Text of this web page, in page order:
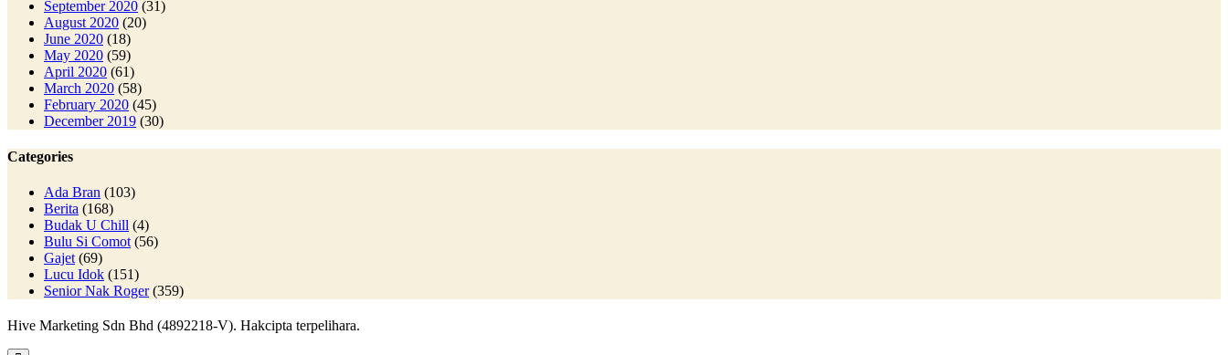
September 2020 (31)
August 2020 (20)
June 2020 (18)
May 2020 (59)
April 2020 (61)
March 2020 (58)
February 2020 (45)
December 2019 (30)
Categories
Ada Bran (103)
Berita (168)
Budak U Chill (4)
Bulu Si Comot (56)
Gajet (69)
Lucu Idok (151)
Senior Nak Roger(359)
Hive Marketing Sdn Bhd (4892218-V). Hakcipta terpelihara.